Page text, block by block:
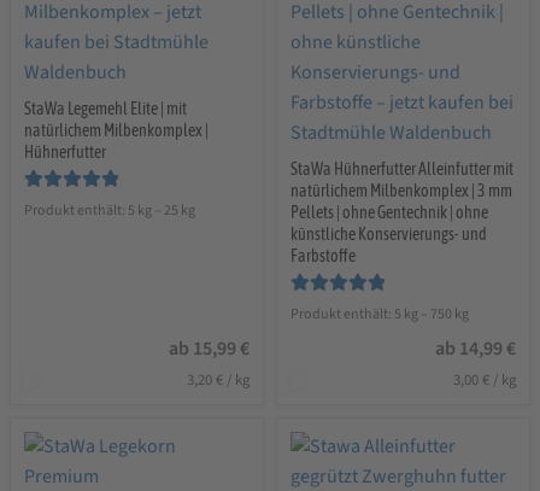
StaWa Legemehl Elite | mit
natürlichem Milbenkomplex |
Hühnerfutter
Bewertet mit
Produkt enthält: 5 kg – 25 kg
ab 15,99 €
3,20 € / kg
StaWa Hühnerfutter Alleinfutter mit
natürlichem Milbenkomplex | 3 mm
Pellets | ohne Gentechnik | ohne
künstliche Konservierungs- und
Farbstoffe
Bewertet mit
Produkt enthält: 5 kg– 750 kg
ab 14,99 €
3,00 €/ kg